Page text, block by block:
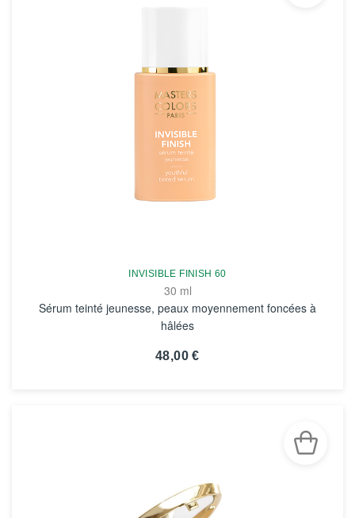
INVISIBLE FINISH 60
30 ml
Sérum teinté jeunesse, peaux moyennement foncées à
hâlées
48,00 €